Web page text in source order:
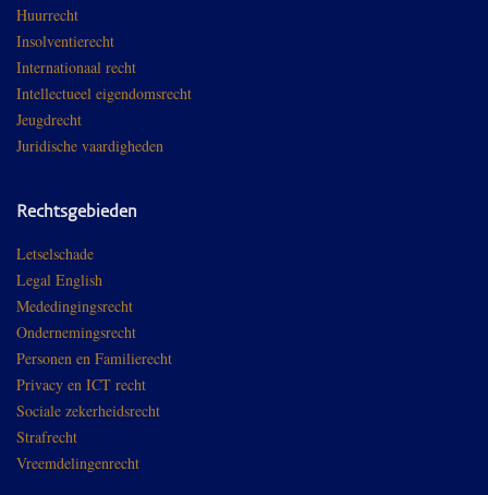
Huurrecht
Insolventierecht
Internationaal recht
Intellectueel eigendomsrecht
Jeugdrecht
Juridische vaardigheden
Rechtsgebieden
Letselschade
Legal English
Mededingingsrecht
Ondernemingsrecht
Personen en Familierecht
Privacy en ICT recht
Sociale zekerheidsrecht
Strafrecht
Vreemdelingenrecht